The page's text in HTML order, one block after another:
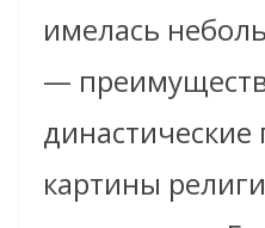
имелась
—
династические
картины